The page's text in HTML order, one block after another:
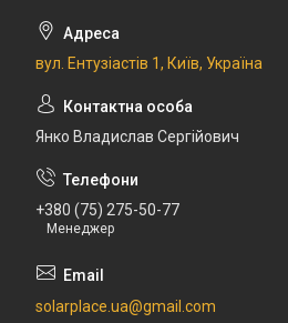
вул. Ентузіастів 1, Київ, Україна
Янко Владислав Сергійович
+380 (75) 275-50-77
Менеджер
solarplace.ua@gmail.com